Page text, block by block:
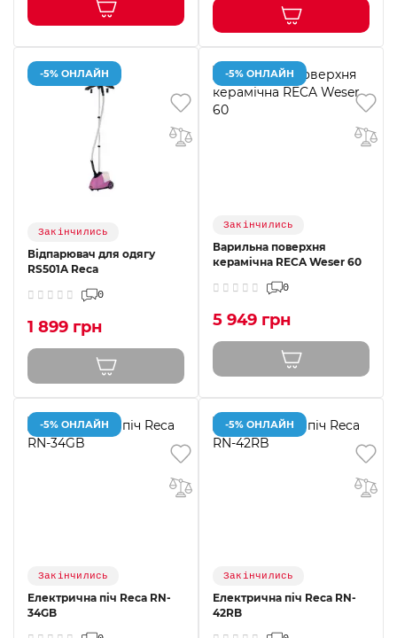
-5% ОНЛАЙН
Закінчились
Відпарювач для одягу
RS501A Reca
0
1 899 грн
-5% ОНЛАЙН
Закінчились
Варильна поверхня
керамічна RECA Weser 60
0
5 949 грн
-5% ОНЛАЙН
Закінчились
Електрична піч Reca RN-
34GB
-5% ОНЛАЙН
Закінчились
Електрична піч Reca RN-
42RB